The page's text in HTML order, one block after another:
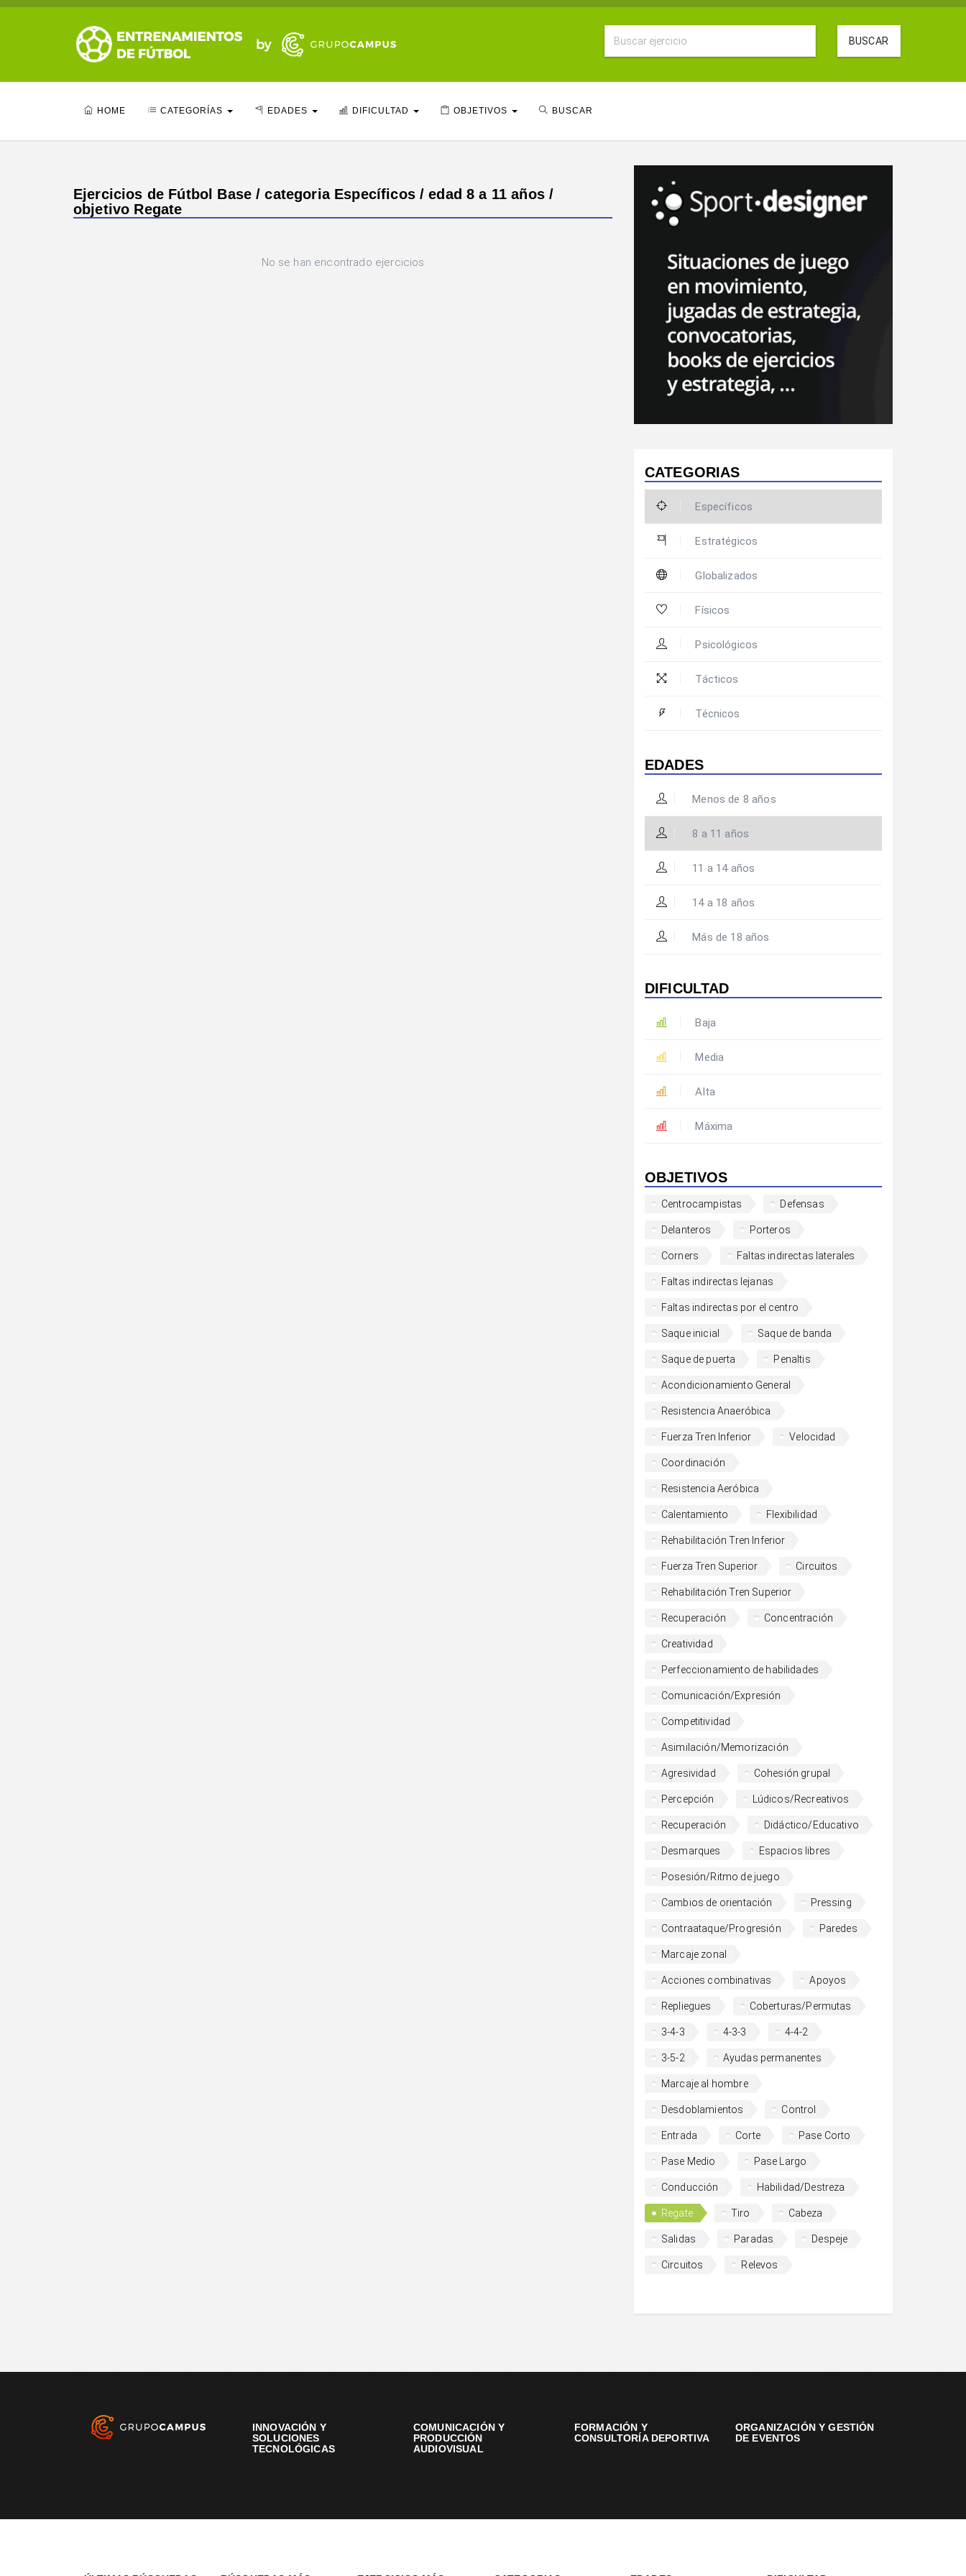
BUSCAR
HOME CATEGORÍAS EDADES DIFICULTAD OBJETIVOS BUSCAR
Ejercicios de Fútbol Base / categoria Específicos / edad 8 a 11 años /
objetivo Regate
No se han encontrado ejercicios
CATEGORIAS
Específicos
Estratégicos
Globalizados
Físicos
Psicológicos
Tácticos
Técnicos
EDADES
Menos de 8 años
8 a 11 años
11 a 14 años
14 a 18 años
Más de 18 años
DIFICULTAD
Baja
Media
Alta
Máxima
OBJETIVOS
Centrocampistas Defensas
Delanteros Porteros
Corners Faltas indirectas laterales
Faltas indirectas lejanas
Faltas indirectas por el centro
Saque inicial Saque de banda
Saque de puerta Penaltis
Acondicionamiento General
Resistencia Anaeróbica
Fuerza Tren Inferior Velocidad
Coordinación
Resistencia Aeróbica
Calentamiento Flexibilidad
Rehabilitación Tren Inferior
Fuerza Tren Superior Circuitos
Rehabilitación Tren Superior
Recuperación Concentración
Creatividad
Perfeccionamiento de habilidades
Comunicación/Expresión
Competitividad
Asimilación/Memorización
Agresividad Cohesión grupal
Percepción Lúdicos/Recreativos
Recuperación Didáctico/Educativo
Desmarques Espacios libres
Posesión/Ritmo de juego
Cambios de orientación Pressing
Contraataque/Progresión Paredes
Marcaje zonal
Acciones combinativas Apoyos
Repliegues Coberturas/Permutas
3-4-3 4-3-3 4-4-2
3-5-2 Ayudas permanentes
Marcaje al hombre
Desdoblamientos Control
Entrada Corte Pase Corto
Pase Medio Pase Largo
Conducción Habilidad/Destreza
Regate Tiro Cabeza
Salidas Paradas Despeje
Circuitos Relevos
INNOVACIÓN Y
SOLUCIONES
TECNOLÓGICAS
COMUNICACIÓN Y
PRODUCCIÓN
AUDIOVISUAL
FORMACIÓN Y
CONSULTORÍA DEPORTIVA
ORGANIZACIÓN Y GESTIÓN
DE EVENTOS